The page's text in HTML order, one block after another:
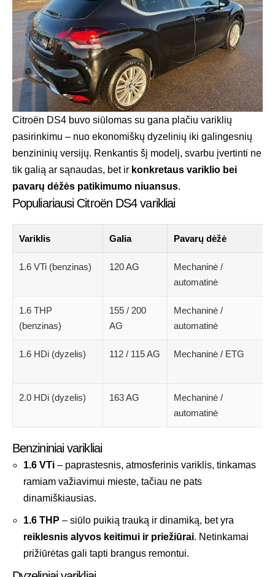
Citroën DS4 buvo siūlomas su gana plačiu variklių
pasirinkimu – nuo ekonomiškų dyzelinių iki galingesnių
benzininių versijų. Renkantis šį modelį, svarbu įvertinti ne
tik galią ar sąnaudas, bet ir konkretaus variklio bei
pavarų dėžės patikimumo niuansus.
Populiariausi Citroën DS4 varikliai
Variklis Galia Pavarų dėžė
1.6 VTi (benzinas) 120 AG
Mechaninė /
automatinė
1.6 THP
(benzinas)
155 / 200
AG
Mechaninė /
automatinė
1.6 HDi (dyzelis) 112 / 115 AG Mechaninė / ETG
2.0 HDi (dyzelis) 163 AG
Mechaninė /
automatinė
Benzininiai varikliai
1.6 VTi – paprastesnis, atmosferinis variklis, tinkamas
ramiam važiavimui mieste, tačiau ne pats
dinamiškiausias.
1.6 THP – siūlo puikią trauką ir dinamiką, bet yra
reiklesnis alyvos keitimui ir priežiūrai. Netinkamai
prižiūrėtas gali tapti brangus remontui.